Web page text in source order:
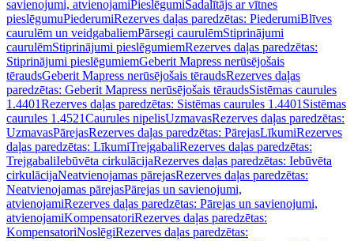
savienojumi, atvienojamiPieslēgumiSadalītājs ar vītnes
pieslēgumuPiederumiRezerves daļas paredzētas: PiederumiBlīves
caurulēm un veidgabaliemPārsegi caurulēmStiprinājumi
caurulēmStiprinājumi pieslēgumiemRezerves daļas paredzētas:
Stiprinājumi pieslēgumiemGeberit Mapress nerūsējošais
tēraudsGeberit Mapress nerūsējošais tēraudsRezerves daļas
paredzētas: Geberit Mapress nerūsējošais tēraudsSistēmas caurules
1.4401Rezerves daļas paredzētas: Sistēmas caurules 1.4401 Sistēmas
caurules 1.4521Caurules nipelisUzmavasRezerves daļas paredzētas:
UzmavasPārejasRezerves daļas paredzētas: PārejasLīkumiRezerves
daļas paredzētas: LīkumiTrejgabaliRezerves daļas paredzētas:
TrejgabaliIebūvēta cirkulācijaRezerves daļas paredzētas: Iebūvēta
cirkulācijaNeatvienojamas pārejasRezerves daļas paredzētas:
Neatvienojamas pārejasPārejas un savienojumi,
atvienojamiRezerves daļas paredzētas: Pārejas un savienojumi,
atvienojamiKompensatoriRezerves daļas paredzētas:
KompensatoriNoslēgiRezerves daļas paredzētas: